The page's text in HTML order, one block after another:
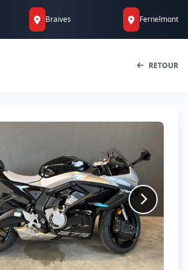
Braives Fernelmont
RETOUR